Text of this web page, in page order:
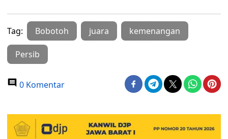
Tag: Bobotoh juara kemenangan
Persib
0 Komentar